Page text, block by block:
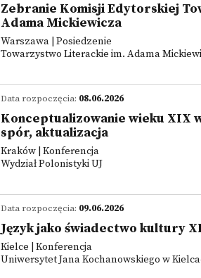
Zebranie Komisji Edytorskiej
Adama Mickiewicza
Warszawa | Posiedzenie
Towarzystwo Literackie im. Adama
Data rozpoczęcia: 08.06.2026
Konceptualizowanie wieku
spór, aktualizacja
Kraków | Konferencja
Wydział Polonistyki UJ
Data rozpoczęcia: 09.06.2026
Język jako świadectwo kultury
Kielce | Konferencja
Uniwersytet Jana Kochanowskiego w